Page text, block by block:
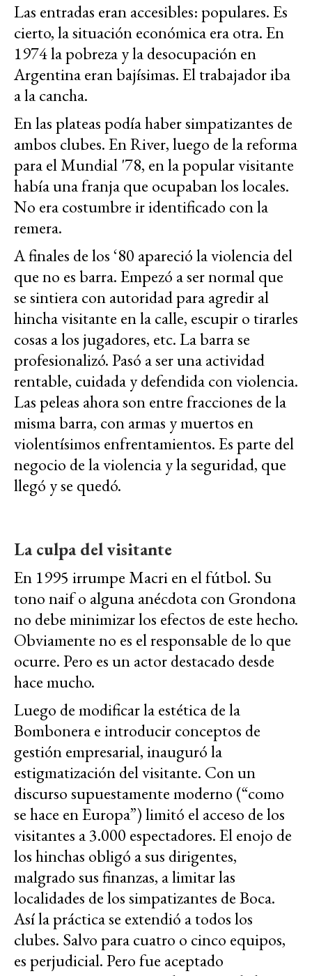
Las entradas eran accesibles: populares. Es
cierto, la situación económica era otra. En
1974 la pobreza y la desocupación en
Argentina eran bajísimas. El trabajador iba
a la cancha.
En las plateas podía haber simpatizantes de
ambos clubes. En River, luego de la reforma
para el Mundial '78, en la popular visitante
había una franja que ocupaban los locales.
No era costumbre ir identificado con la
remera.
A finales de los ‘80 apareció la violencia del
que no es barra. Empezó a ser normal que
se sintiera con autoridad para agredir al
hincha visitante en la calle, escupir o tirarles
cosas a los jugadores, etc. La barra se
profesionalizó. Pasó a ser una actividad
rentable, cuidada y defendida con violencia.
Las peleas ahora son entre fracciones de la
misma barra, con armas y muertos en
violentísimos enfrentamientos. Es parte del
negocio de la violencia y la seguridad, que
llegó y se quedó.
La culpa del visitante
En 1995 irrumpe Macri en el fútbol. Su
tono naif o alguna anécdota con Grondona
no debe minimizar los efectos de este hecho.
Obviamente no es el responsable de lo que
ocurre. Pero es un actor destacado desde
hace mucho.
Luego de modificar la estética de la
Bombonera e introducir conceptos de
gestión empresarial, inauguró la
estigmatización del visitante. Con un
discurso supuestamente moderno (“como
se hace en Europa”) limitó el acceso de los
visitantes a 3.000 espectadores. El enojo de
los hinchas obligó a sus dirigentes,
malgrado sus finanzas, a limitar las
localidades de los simpatizantes de Boca.
Así la práctica se extendió a todos los
clubes. Salvo para cuatro o cinco equipos,
es perjudicial. Pero fue aceptado